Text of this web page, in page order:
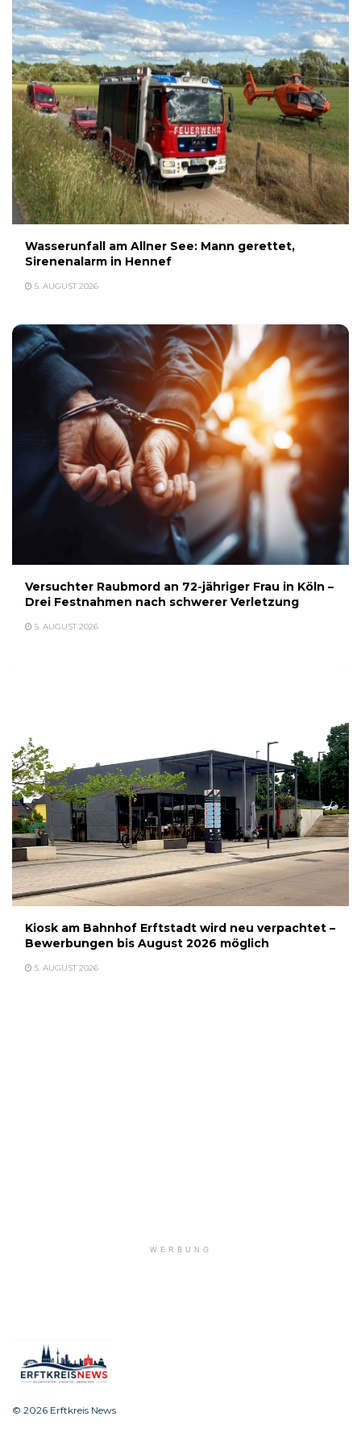
Wasserunfall am Allner See: Mann gerettet,
Sirenenalarm in Hennef
5. AUGUST 2026
Versuchter Raubmord an 72-jähriger Frau in Köln –
Drei Festnahmen nach schwerer Verletzung
5. AUGUST 2026
Kiosk am Bahnhof Erftstadt wird neu verpachtet –
Bewerbungen bis August 2026 möglich
5. AUGUST 2026
WERBUNG
© 2026 Erftkreis News